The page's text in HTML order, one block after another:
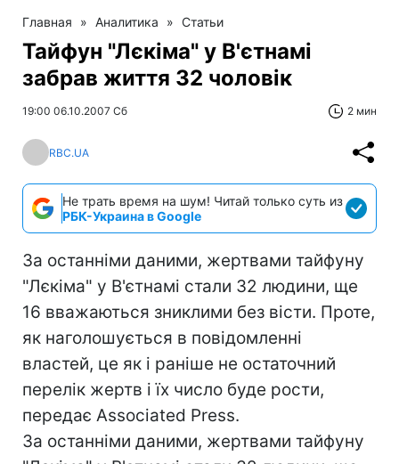
Главная » Аналитика » Статьи
Тайфун "Лєкіма" у В'єтнамі
забрав життя 32 чоловік
19:00 06.10.2007 Сб 2 мин
RBC.UA
Не трать время на шум! Читай только суть из
РБК-Украина в Google
За останніми даними, жертвами тайфуну
"Лєкіма" у В'єтнамі стали 32 людини, ще
16 вважаються зниклими без вісти. Проте,
як наголошується в повідомленні
властей, це як і раніше не остаточний
перелік жертв і їх число буде рости,
передає Associated Press.
За останніми даними, жертвами тайфуну